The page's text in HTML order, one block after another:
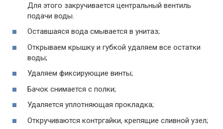
Для этого закручивается центральный вентиль
подачи воды.
Оставшаяся вода смывается в унитаз;
Открываем крышку и губкой удаляем все остатки
воды;
Удаляем фиксирующие винты;
Бачок снимается с полки;
Удаляется уплотняющая прокладка;
Откручиваются контргайки, крепящие сливной узел;